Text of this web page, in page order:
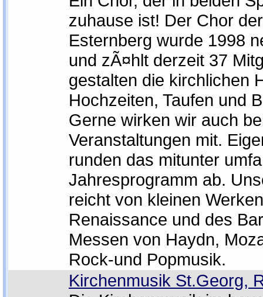
zuhause ist! Der Chor
Esternberg wurde 1998
und zÃ¤hlt derzeit 37
gestalten die kirchlichen
Hochzeiten, Taufen und
Gerne wirken wir auch
Veranstaltungen mit.
runden das mitunter
Jahresprogramm ab.
reicht von kleinen
Renaissance und des
Messen von Haydn,
Rock-und Popmusik.
Kirchenmusik St.Georg,